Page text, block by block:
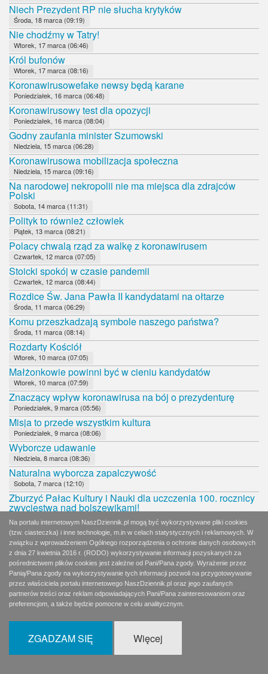
Niech Prezydent RP nie słucha krytyków
Środa, 18 marca (09:19)
Nie chodźmy w Tatry!
Wtorek, 17 marca (06:46)
Król bufonów
Wtorek, 17 marca (08:16)
Koronawirusowefake newsy będą karane
Poniedziałek, 16 marca (06:48)
Koronawirusowy test dla opozycji
Poniedziałek, 16 marca (08:04)
Godny zaufania minister Szumowski
Niedziela, 15 marca (06:28)
Koronawirusowa mobilizacja społeczna
Niedziela, 15 marca (09:16)
Na narodowej nekropolii nie ma miejsca dla zdrajców
Polski
Sobota, 14 marca (11:31)
Polityk to również człowiek
Piątek, 13 marca (08:21)
Polacy chwalą rząd za walkę z koronawirusem
Czwartek, 12 marca (07:05)
Stoicki spokój w czasie pandemii
Czwartek, 12 marca (08:44)
Rozdice Św. Jana Pawła II kandydatami na ołtarze
Środa, 11 marca (06:29)
Komu przeszkadzają symbole naszego państwa?
Środa, 11 marca (08:14)
Rozdarty Kościół
Wtorek, 10 marca (07:05)
Małżonkowie powinni być w cieniu kandydatów
Wtorek, 10 marca (07:59)
Znaczący wpływ koronawirusa na bój o prezydenturę
Poniedziałek, 9 marca (05:56)
Misja to przede wszystkim kultura
Poniedziałek, 9 marca (08:06)
Wyborcze udawanie
Niedziela, 8 marca (08:36)
Naturalna wyborcza zapalczywość
Sobota, 7 marca (12:10)
Zburzyć Pałac Kultury i Nauki dla uczczenia 100. rocznicy
zwycięstwa nad bolszewikami!
Piątek, 6 marca (08:21)
Landrynkowi kandydaci
Czwartek, 5 marca (08:12)
Czy któryś z kandydatów naPrezydenta RP
Środa, 4 marca (07:13)
Lewica czci morderców Polaków
Środa, 4 marca (08:12)
Główna wada towarzysza Kani
Komandor "Czarny"
Wtorek, 3 marca (07:48)
Portret pamięciowy
Na portalu internetowym NaszDziennik.pl mogą być wykorzystywane pliki cookies
(tzw. ciasteczka) i inne technologie, m.in w celach statystycznych i reklamowych. W
związku z wprowadzeniem Ogólnego rozporządzenia o ochronie danych osobowych
z dnia 27 kwietnia 2016 r. (RODO) wykorzystywanie informacji pozyskanych za
pośrednictwem plików cookies jest zależne od Pani/Pana zgody. Wyrażenie przez
Panią/Pana zgody na wykorzystywanie tych informacji pozwoli na przygotowywanie
przez właściciela portalu internetowego NaszDziennik.pl oraz jego zaufanych
partnerów treści oraz reklam odpowiadających Pani/Pana zainteresowaniom oraz
preferencjom, a także będzie pomocne w celu analitycznym.
ZGADZAM SIĘ Więcej